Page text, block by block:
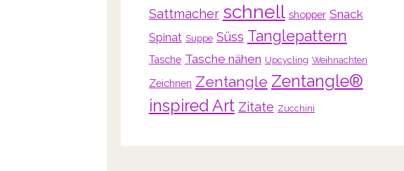
Sattmacher schnell shopper Snack
Spinat Suppe Süss Tanglepattern
Tasche Tasche nähen Upcycling Weihnachten
Zeichnen Zentangle Zentangle®
inspired Art Zitate Zucchini